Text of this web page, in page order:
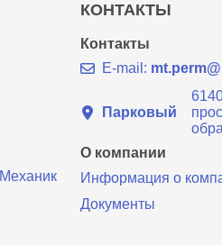
КОНТАКТЫ
Контакты
E-mail:
Парковый
О компании
Информация о
Документы